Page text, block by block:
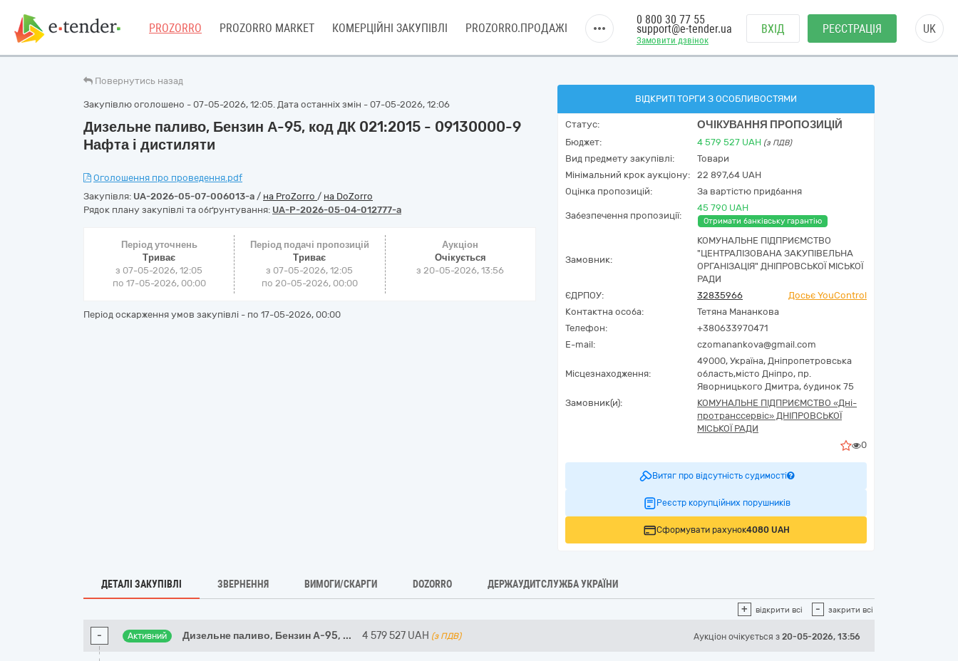
PROZORRO PROZORRO MARKET КОМЕРЦІЙНІ ЗАКУПІВЛІ PROZORRO.ПРОДАЖІ
Замовити дзвінок
0 800 30 77 55
support@e-tender.ua ВХІД РЕЄСТРАЦІЯ UK
Повернутись назад
Закупівлю оголошено - 07-05-2026, 12:05. Дата останніх змін - 07-05-2026, 12:06
Дизельне паливо, Бензин А-95, код ДК 021:2015 - 09130000-9
Нафта і дистиляти
Оголошення про проведення.pdf
Закупівля: UA-2026-05-07-006013-a / на ProZorro / на DoZorro
Рядок плану закупівлі та обґрунтування: UA-P-2026-05-04-012777-a
Період уточнень
Триває
з 07-05-2026, 12:05
по 17-05-2026, 00:00
Період подачі пропозицій
Триває
з 07-05-2026, 12:05
по 20-05-2026, 00:00
Аукціон
Очікується
з20-05-2026, 13:56
Період оскарження умов закупівлі - по 17-05-2026, 00:00
ВІДКРИТІ ТОРГИ З ОСОБЛИВОСТЯМИ
Статус: ОЧІКУВАННЯ ПРОПОЗИЦІЙ
Бюджет: 4 579 527 UAH (з ПДВ)
Вид предмету закупівлі:
Товари
Мінімальний крок аукціону:
22 897,64 UAH
Оцінка пропозицій:
За вартістю придбання
Забезпечення пропозиції:
45 790 UAH
Отримати банківську гарантію
Замовник:
КОМУНАЛЬНЕ ПІДПРИЄМСТВО
"ЦЕНТРАЛІЗОВАНА ЗАКУПІВЕЛЬНА
ОРГАНІЗАЦІЯ" ДНІПРОВСЬКОЇ МІСЬКОЇ
РАДИ
ЄДРПОУ:
32835966
Досьє YouControl
Контактна особа:
Тетяна Мананкова
Телефон:
+380633970471
E-mail:
czomanankova@gmail.com
Місцезнаходження:
49000, Україна, Дніпропетровська
область,місто Дніпро, пр.
Яворницького Дмитра, будинок 75
Замовник(и):
КОМУНАЛЬНЕ ПІДПРИЄМСТВО «Дні­
про­транс­сер­віс» ДНІПРОВСЬКОЇ
МІСЬКОЇ РАДИ
0
Витяг про відсутність судимості
Реєстр корупційних порушників
Сформувати рахунок4080 UAH
ДЕТАЛІ ЗАКУПІВЛІ ЗВЕРНЕННЯ ВИМОГИ/СКАРГИ DOZORRO ДЕРЖАУДИТСЛУЖБА УКРАЇНИ
+ відкрити всі - закрити всі
- Активний Дизельне паливо, Бензин А-95, ... 4 579 527 UAH (з ПДВ) Аукціон очікується з 20-05-2026, 13:56